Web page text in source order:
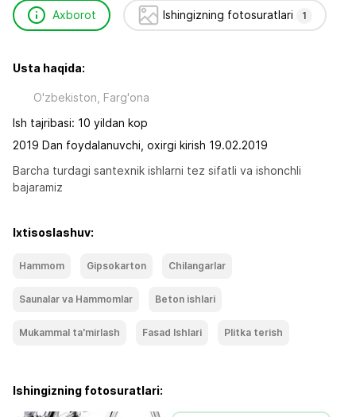
Axborot Ishingizning fotosuratlari 1
Usta haqida:
O'zbekiston, Farg'ona
Ish tajribasi: 10 yildan kop
2019 Dan foydalanuvchi, oxirgi kirish 19.02.2019
Barcha turdagi santexnik ishlarni tez sifatli va ishonchli
bajaramiz
Ixtisoslashuv:
Hammom Gipsokarton Chilangarlar
Saunalar va Hammomlar Beton ishlari
Mukammal ta'mirlash Fasad Ishlari Plitka terish
Ishingizning fotosuratlari: